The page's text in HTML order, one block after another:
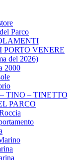
Parco
PORTO VENERE
del 2026)
2000
TINO – TINETTO
PARCO